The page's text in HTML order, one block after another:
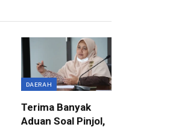
DAERAH
Terima Banyak
Aduan Soal Pinjol,